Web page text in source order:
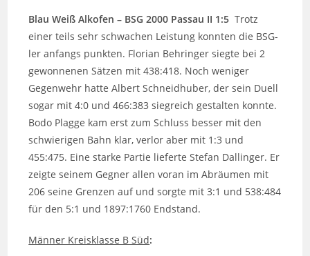
Blau Weiß Alkofen – BSG 2000 Passau II 1:5Trotz
einer teils sehr schwachen Leistung konnten die BSG-
ler anfangs punkten. Florian Behringer siegte bei 2
gewonnenen Sätzen mit 438:418. Noch weniger
Gegenwehr hatte Albert Schneidhuber, der sein Duell
sogar mit 4:0 und 466:383 siegreich gestalten konnte.
Bodo Plagge kam erst zum Schluss besser mit den
schwierigen Bahn klar, verlor aber mit 1:3 und
455:475. Eine starke Partie lieferte Stefan Dallinger. Er
zeigte seinem Gegner allen voran im Abräumen mit
206 seine Grenzen auf und sorgte mit 3:1 und 538:484
für den 5:1 und 1897:1760 Endstand.
Männer Kreisklasse B Süd: